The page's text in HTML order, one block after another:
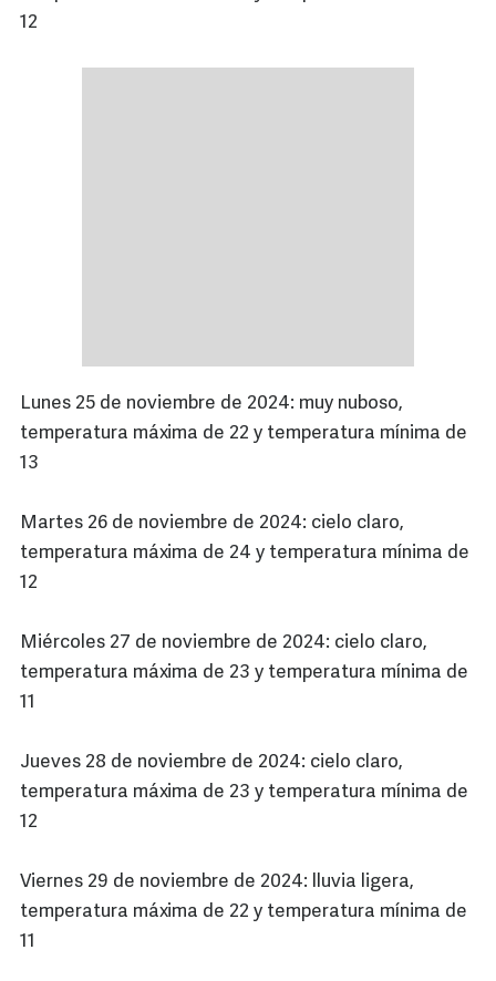
12
Lunes 25 de noviembre de 2024: muy nuboso,
temperatura máxima de 22 y temperatura mínima de
13
Martes 26 de noviembre de 2024: cielo claro,
temperatura máxima de 24 y temperatura mínima de
12
Miércoles 27 de noviembre de 2024: cielo claro,
temperatura máxima de 23 y temperatura mínima de
11
Jueves 28 de noviembre de 2024: cielo claro,
temperatura máxima de 23 y temperatura mínima de
12
Viernes 29 de noviembre de 2024: lluvia ligera,
temperatura máxima de 22 y temperatura mínima de
11